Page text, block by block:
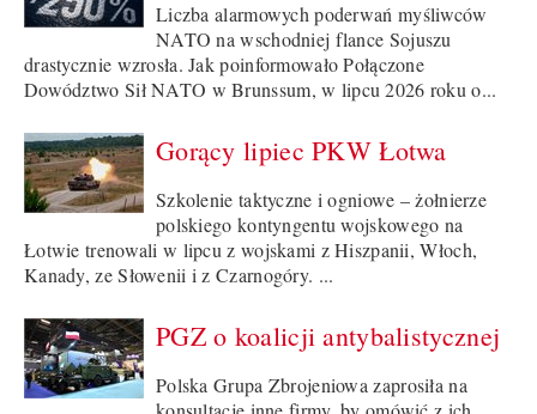
Liczba alarmowych poderwań myśliwców
NATO na wschodniej flance Sojuszu
drastycznie wzrosła. Jak poinformowało Połączone
Dowództwo Sił NATO w Brunssum, w lipcu 2026 roku o...
Gorący lipiec PKW Łotwa
Szkolenie taktyczne i ogniowe – żołnierze
polskiego kontyngentu wojskowego na
Łotwie trenowali w lipcu z wojskami z Hiszpanii, Włoch,
Kanady, ze Słowenii i z Czarnogóry. ...
PGZ o koalicji antybalistycznej
Polska Grupa Zbrojeniowa zaprosiła na